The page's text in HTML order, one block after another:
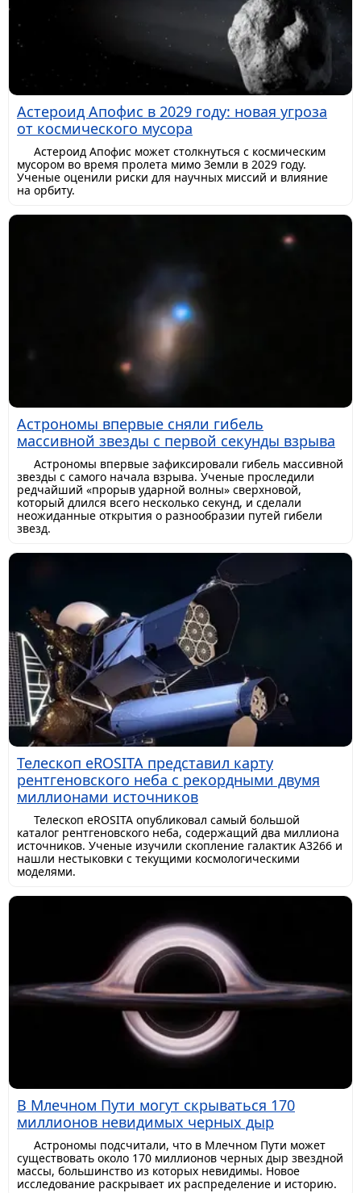
Астероид Апофис в 2029 году: новая угроза
от космического мусора
Астероид Апофис может столкнуться с космическим
мусором во время пролета мимо Земли в 2029 году.
Ученые оценили риски для научных миссий и влияние
на орбиту.
Астрономы впервые сняли гибель
массивной звезды с первой секунды взрыва
Астрономы впервые зафиксировали гибель массивной
звезды с самого начала взрыва. Ученые проследили
редчайший «прорыв ударной волны» сверхновой,
который длился всего несколько секунд, и сделали
неожиданные открытия о разнообразии путей гибели
звезд.
Телескоп eROSITA представил карту
рентгеновского неба с рекордными двумя
миллионами источников
Телескоп eROSITA опубликовал самый большой
каталог рентгеновского неба, содержащий два миллиона
источников. Ученые изучили скопление галактик A3266 и
нашли нестыковки с текущими космологическими
моделями.
В Млечном Пути могут скрываться 170
миллионов невидимых черных дыр
Астрономы подсчитали, что в Млечном Пути может
существовать около 170 миллионов черных дыр звездной
массы, большинство из которых невидимы. Новое
исследование раскрывает их распределение и историю.